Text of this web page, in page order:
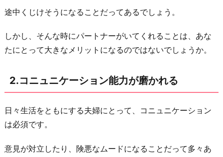
「仕
事
家
庭
を
両
す
途中くじけそうになることだってあるでしょう。
しかし、そんな時にパートナーがいてくれることは、あな
たにとって大きなメリットになるのではないでしょうか。
2.コニュニケーション能力が磨かれる
日々生活をともにする夫婦にとって、コニュニケーション
は必須です。
意見が対立したり、険悪なムードになることだって多々あ